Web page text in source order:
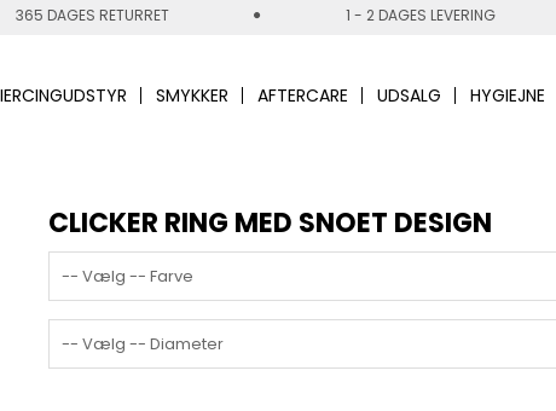
365 DAGES RETURRET 1 - 2 DAGES LEVERING
SMYKKER AFTERCARE UDSALG HYGIEJNE
CLICKER RING MED SNOET DESIGN
-- Vælg -- Farve
-- Vælg -- Diameter